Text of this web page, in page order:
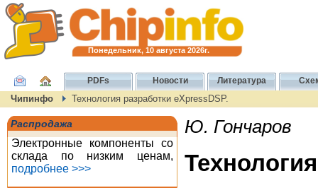
Понедельник, 10 августа 2026г.
PDFs Новости Литература
Чипинфо Технология разработки eXpressDSP.
Распродажа
Электронные компоненты со
склада по низким ценам,
подробнее >>>
Ю. Гончаров